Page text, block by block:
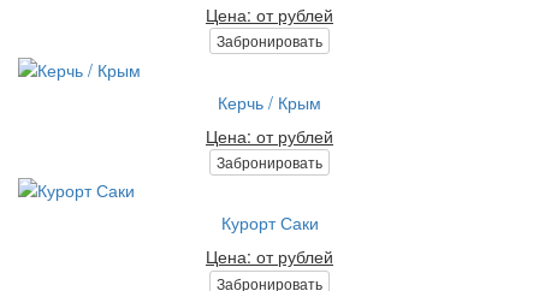
Цена: от рублей
Забронировать
Керчь / Крым
Цена: от рублей
Забронировать
Курорт Саки
Цена: от рублей
Забронировать